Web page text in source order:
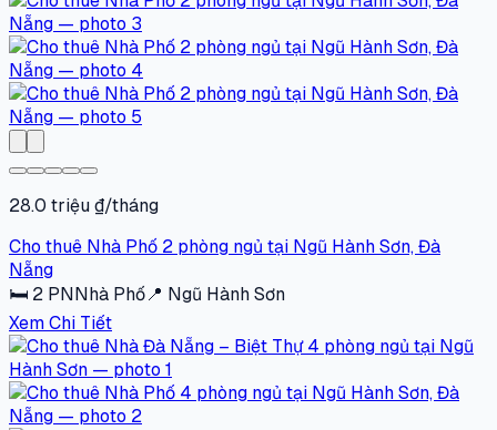
28.0 triệu ₫/tháng
Cho thuê Nhà Phố 2 phòng ngủ tại Ngũ Hành Sơn, Đà
Nẵng
🛏 2 PNNhà Phố📍 Ngũ Hành Sơn
Xem Chi Tiết